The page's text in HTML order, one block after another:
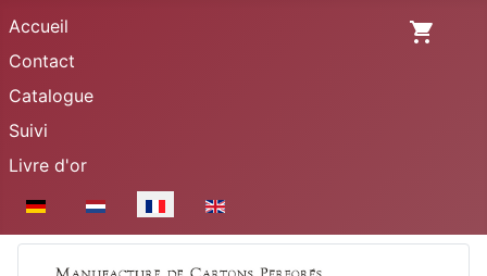
Accueil
Contact
Catalogue
Suivi
Livre d'or
Sélectionnez votre langue